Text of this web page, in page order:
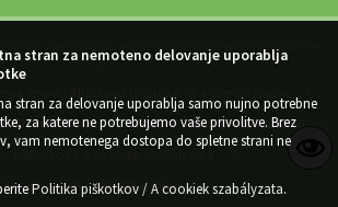
/ Megtervezés, végrehajtás és karbantartás: Sigmateh
d.o.o.
strani / Általános feltételek és a szerzői jogok
podatkov | Izjava o dostopnosti (ZDSMA)
piškotkov / A cookiek szabályzata
Kazalo strani / Weboldal index
stran za nemoteno delovanje uporablja
stran za delovanje uporablja samo nujno potrebne
za katere ne potrebujemo vaše privolitve. Brez
vam nemotenega dostopa do spletne strani ne
Politika piškotkov / A cookiek szabályzata.